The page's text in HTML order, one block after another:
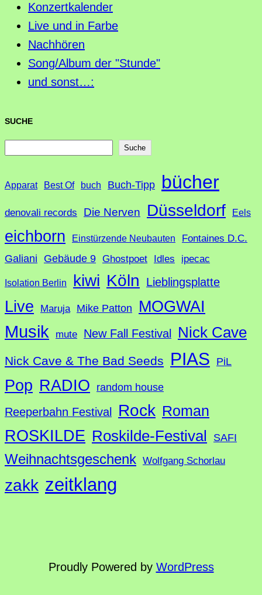
Konzertkalender
Live und in Farbe
Nachhören
Song/Album der "Stunde"
und sonst…:
SUCHE
c
Suche
Apparat Best Of buch Buch-Tipp bücher
denovali records Die Nerven Düsseldorf Eels
eichborn Einstürzende Neubauten Fontaines D.C.
Galiani Gebäude 9 Ghostpoet Idles ipecac
Isolation Berlin kiwi Köln Lieblingsplatte
Live Maruja Mike Patton MOGWAI
Musik mute New Fall Festival Nick Cave
Nick Cave & The Bad Seeds PIAS PiL
Pop RADIO random house
Reeperbahn Festival Rock Roman
ROSKILDE Roskilde-Festival SAFI
Weihnachtsgeschenk Wolfgang Schorlau
zakk zeitklang
Proudly Powered by WordPress